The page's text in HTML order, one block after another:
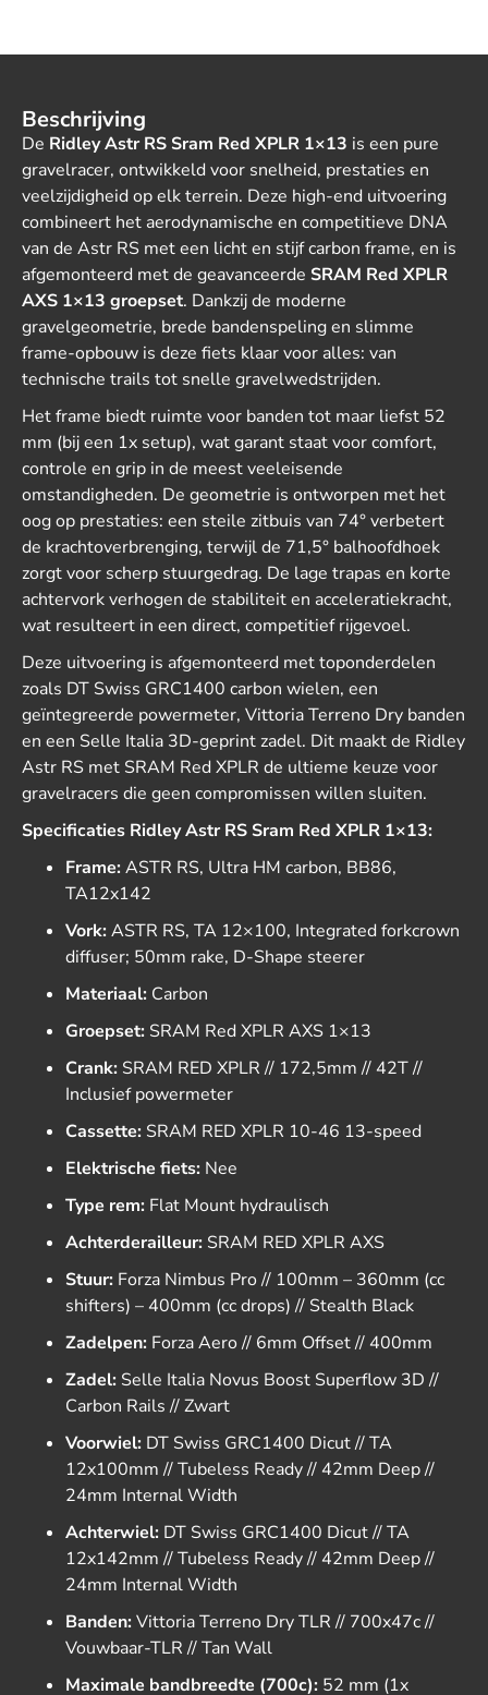
Beschrijving
De Ridley Astr RS Sram Red XPLR 1×13 is een pure
gravelracer, ontwikkeld voor snelheid, prestaties en
veelzijdigheid op elk terrein. Deze high-end uitvoering
combineert het aerodynamische en competitieve DNA
van de Astr RS met een licht en stijf carbon frame, en is
afgemonteerd met de geavanceerde SRAM Red XPLR
AXS 1×13 groepset. Dankzij de moderne
gravelgeometrie, brede bandenspeling en slimme
frame-opbouw is deze fiets klaar voor alles: van
technische trails tot snelle gravelwedstrijden.
Het frame biedt ruimte voor banden tot maar liefst 52
mm (bij een 1x setup), wat garant staat voor comfort,
controle en grip in de meest veeleisende
omstandigheden. De geometrie is ontworpen met het
oog op prestaties: een steile zitbuis van 74° verbetert
de krachtoverbrenging, terwijl de 71,5° balhoofdhoek
zorgt voor scherp stuurgedrag. De lage trapas en korte
achtervork verhogen de stabiliteit en acceleratiekracht,
wat resulteert in een direct, competitief rijgevoel.
Deze uitvoering is afgemonteerd met toponderdelen
zoals DT Swiss GRC1400 carbon wielen, een
geïntegreerde powermeter, Vittoria Terreno Dry banden
en een Selle Italia 3D-geprint zadel. Dit maakt de Ridley
Astr RS met SRAM Red XPLR de ultieme keuze voor
gravelracers die geen compromissen willen sluiten.
Specificaties Ridley Astr RS Sram Red XPLR 1×13:
Frame: ASTR RS, Ultra HM carbon, BB86,
TA12x142
Vork: ASTR RS, TA 12×100, Integrated forkcrown
diffuser; 50mm rake, D-Shape steerer
Materiaal: Carbon
Groepset: SRAM Red XPLR AXS 1×13
Crank: SRAM RED XPLR // 172,5mm // 42T //
Inclusief powermeter
Cassette: SRAM RED XPLR 10-46 13-speed
Elektrische fiets: Nee
Type rem: Flat Mount hydraulisch
Achterderailleur: SRAM RED XPLR AXS
Stuur: Forza Nimbus Pro // 100mm – 360mm (cc
shifters) – 400mm (cc drops) // Stealth Black
Zadelpen: Forza Aero // 6mm Offset // 400mm
Zadel: Selle Italia Novus Boost Superflow 3D //
Carbon Rails // Zwart
Voorwiel: DT Swiss GRC1400 Dicut // TA
12x100mm // Tubeless Ready // 42mm Deep //
24mm Internal Width
Achterwiel: DT Swiss GRC1400 Dicut // TA
12x142mm // Tubeless Ready // 42mm Deep //
24mm Internal Width
Banden: Vittoria Terreno Dry TLR // 700x47c //
Vouwbaar-TLR // Tan Wall
Maximale bandbreedte (700c): 52 mm (1x